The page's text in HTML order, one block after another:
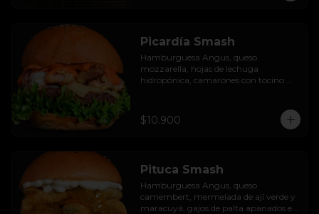
Picardía Smash
Hamburguesa Angus, queso
mozzarella, hojas de lechuga
hidropónica, camarones con tocino
$10.900
Pituca Smash
Hamburguesa Angus, queso
camembert, mermelada de ají verde y
maracuyá, gajos de palta apanados en